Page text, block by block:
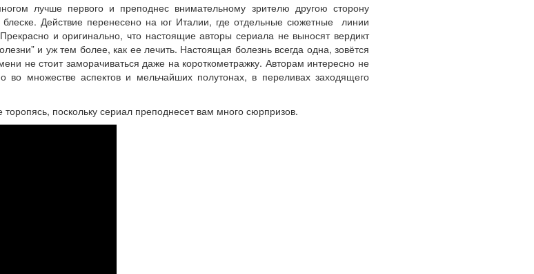
лучше первого и преподнес внимательному зрителю другою сторону
Действие перенесено на юг Италии, где отдельные сюжетные линии
и оригинально, что настоящие авторы сериала не выносят вердикт
и уж тем более, как ее лечить. Настоящая болезнь всегда одна, зовётся
не стоит заморачиваться даже на короткометражку. Авторам интересно не
множестве аспектов и мельчайших полутонах, в переливах заходящего
поскольку сериал преподнесет вам много сюрпризов.